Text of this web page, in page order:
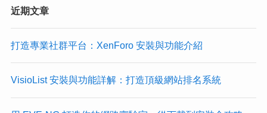
近期文章
打造專業社群平台：XenForo 安裝與功能介紹
VisioList 安裝與功能詳解：打造頂級網站排名系統